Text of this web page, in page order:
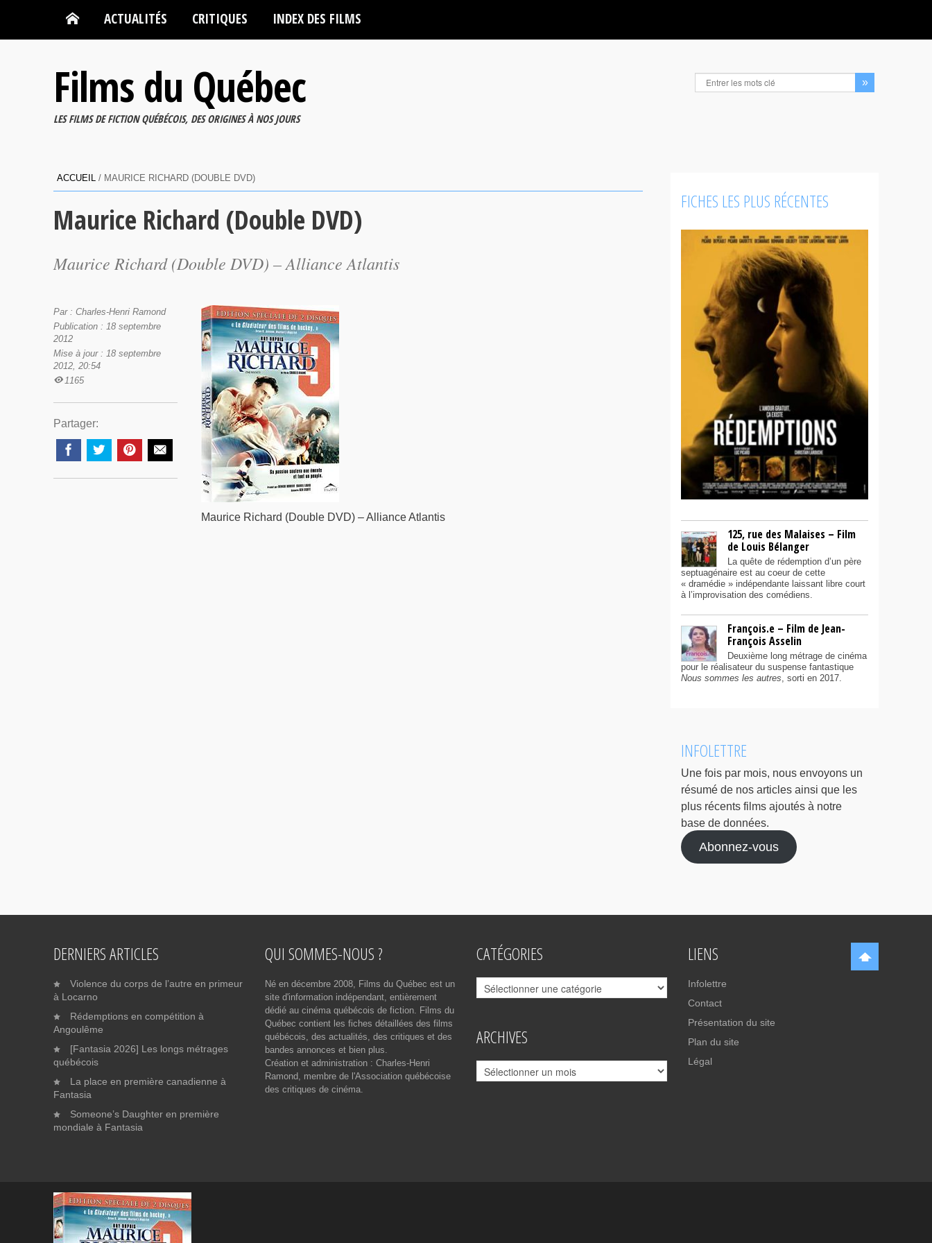
ACTUALITÉS CRITIQUES INDEX DES FILMS
Films du Québec
LES FILMS DE FICTION QUÉBÉCOIS, DES ORIGINES À NOS JOURS
ACCUEIL / MAURICE RICHARD (DOUBLE DVD)
Maurice Richard (Double DVD)
Maurice Richard (Double DVD) – Alliance Atlantis
Maurice Richard (Double DVD) – Alliance Atlantis
Par : Charles-Henri Ramond
Publication : 18 septembre
2012
Mise à jour : 18 septembre
2012, 20:54
1165
Partager:
FICHES LES PLUS RÉCENTES
125, rue des Malaises – Film
de Louis Bélanger
La quête de rédemption d’un père
septuagénaire est au coeur de cette
« dramédie » indépendante laissant libre court
à l’improvisation des comédiens.
François.e – Film de Jean-
François Asselin
Deuxième long métrage de cinéma
pour le réalisateur du suspense fantastique
Nous sommes les autres, sorti en 2017.
INFOLETTRE
Une fois par mois, nous envoyons un
résumé de nos articles ainsi que les
plus récents films ajoutés à notre
base de données.
Abonnez-vous
DERNIERS ARTICLES
Violence du corps de l’autre en primeur
à Locarno
Rédemptions en compétition à
Angoulême
[Fantasia 2026] Les longs métrages
québécois
La place en première canadienne à
Fantasia
Someone’s Daughter en première
mondiale à Fantasia
QUI SOMMES-NOUS ?
Né en décembre 2008, Films du Québec est un
site d'information indépendant, entièrement
dédié au cinéma québécois de fiction. Films du
Québec contient les fiches détaillées des films
québécois, des actualités, des critiques et des
bandes annonces et bien plus.
Création et administration : Charles-Henri
Ramond, membre de l'Association québécoise
des critiques de cinéma.
CATÉGORIES
Catégories
ARCHIVES
Archives
LIENS
Infolettre
Contact
Présentation du site
Plan du site
Légal